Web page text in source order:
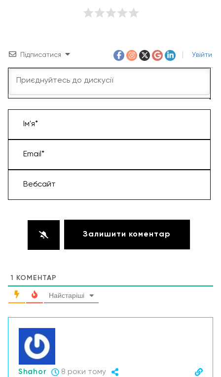
Підписатися Увійти
Ім'я*
Email*
Вебсайт
1 КОМЕНТАР
Найстаріші
Shahor
8 роки тому